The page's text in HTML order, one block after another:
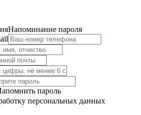
Напоминание пароля
пароль
персональных данных